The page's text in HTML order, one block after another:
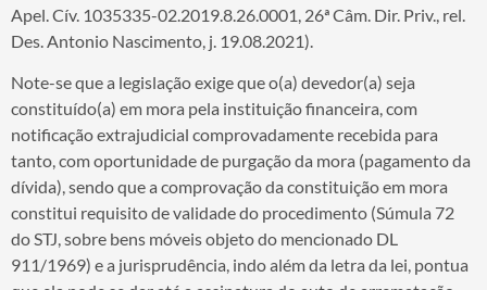
Apel. Cív. 1035335-02.2019.8.26.0001, 26ª Câm. Dir. Priv., rel.
Des. Antonio Nascimento, j. 19.08.2021).
Note-se que a legislação exige que o(a) devedor(a) seja
constituído(a) em mora pela instituição financeira, com
notificação extrajudicial comprovadamente recebida para
tanto, com oportunidade de purgação da mora (pagamento da
dívida), sendo que a comprovação da constituição em mora
constitui requisito de validade do procedimento (Súmula 72
do STJ, sobre bens móveis objeto do mencionado DL
911/1969) e a jurisprudência, indo além da letra da lei, pontua